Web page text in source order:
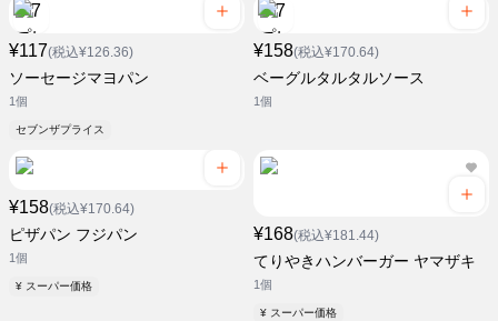
¥117(税込¥126.36)
ソーセージマヨパン
1個
セブンザプライス
¥158(税込¥170.64)
ベーグルタルタルソース
1個
¥158(税込¥170.64)
ピザパン フジパン
1個
¥ スーパー価格
¥168(税込¥181.44)
てりやきハンバーガー ヤマザキ
1個
¥ スーパー価格